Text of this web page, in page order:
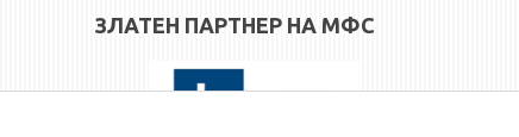
ЗЛАТЕН ПАРТНЕР НА МФС